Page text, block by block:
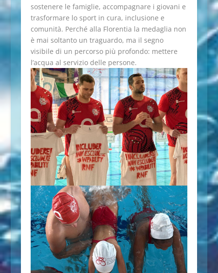
sostenere le famiglie, accompagnare i giovani e
trasformare lo sport in cura, inclusione e
comunità. Perché alla Florentia la medaglia non
è mai soltanto un traguardo, ma il segno
visibile di un percorso più profondo: mettere
l’acqua al servizio delle persone.